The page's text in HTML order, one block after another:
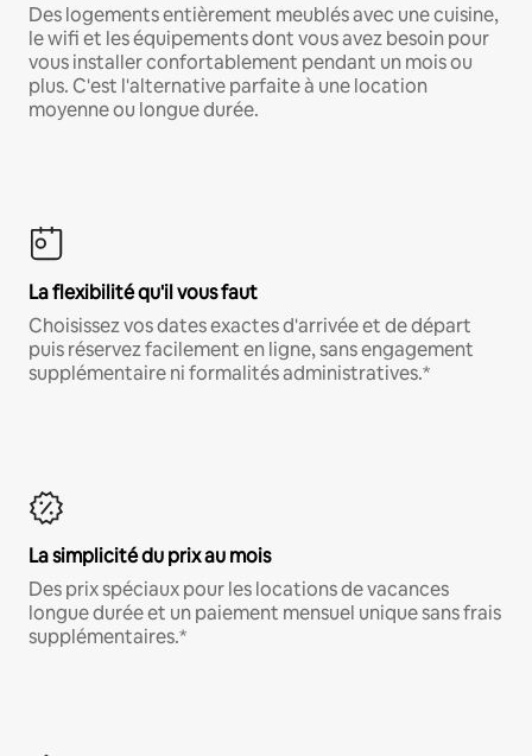
Des logements entièrement meublés avec une cuisine,
le wifi et les équipements dont vous avez besoin pour
vous installer confortablement pendant un mois ou
plus. C'est l'alternative parfaite à une location
moyenne ou longue durée.
La flexibilité qu'il vous faut
Choisissez vos dates exactes d'arrivée et de départ
puis réservez facilement en ligne, sans engagement
supplémentaire ni formalités administratives.*
La simplicité du prix au mois
Des prix spéciaux pour les locations de vacances
longue durée et un paiement mensuel unique sans frais
supplémentaires.*